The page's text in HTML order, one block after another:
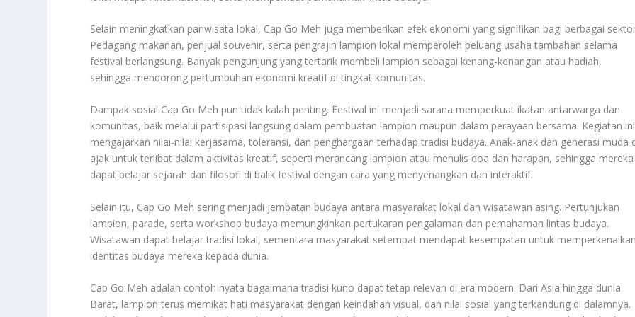
Selain meningkatkan pariwisata lokal, Cap Go Meh juga memberikan efek ekonomi yang signifikan bagi berbagai
Pedagang makanan, penjual souvenir, serta pengrajin lampion lokal memperoleh peluang usaha tambahan selama
festival berlangsung. Banyak pengunjung yang tertarik membeli lampion sebagai kenang-kenangan atau hadiah,
sehingga mendorong pertumbuhan ekonomi kreatif di tingkat komunitas.
Dampak sosial Cap Go Meh pun tidak kalah penting. Festival ini menjadi sarana memperkuat ikatan antarwarga dan
komunitas, baik melalui partisipasi langsung dalam pembuatan lampion maupun dalam perayaan bersama. Kegiatan ini
mengajarkan nilai-nilai kerjasama, toleransi, dan penghargaan terhadap tradisi budaya. Anak-anak dan generasi muda
ajak untuk terlibat dalam aktivitas kreatif, seperti merancang lampion atau menulis doa dan harapan, sehingga mereka
dapat belajar sejarah dan filosofi di balik festival dengan cara yang menyenangkan dan interaktif.
Selain itu, Cap Go Meh sering menjadi jembatan budaya antara masyarakat lokal dan wisatawan asing. Pertunjukan
lampion, parade, serta workshop budaya memungkinkan pertukaran pengalaman dan pemahaman lintas budaya.
Wisatawan dapat belajar tradisi lokal, sementara masyarakat setempat mendapat kesempatan untuk memperkenalkan
identitas budaya mereka kepada dunia.
Cap Go Meh adalah contoh nyata bagaimana tradisi kuno dapat tetap relevan di era modern. Dari Asia hingga dunia
Barat, lampion terus memikat hati masyarakat dengan keindahan visual, dan nilai sosial yang terkandung di dalamnya.